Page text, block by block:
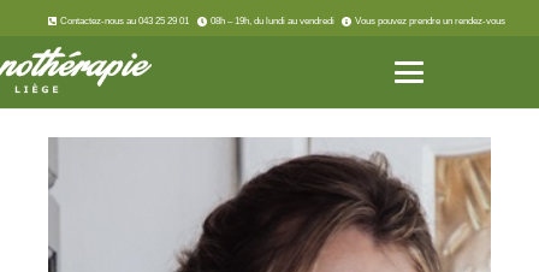
Contactez-nous au 043 25 29 01 08h – 19h, du lundi au vendredi Vous pouvez prendre un rendez-vous